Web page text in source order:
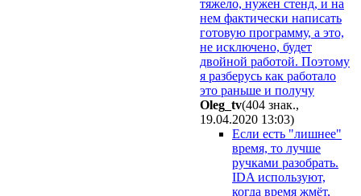
тяжело, нужен стенд, и на
нем фактически написать
готовую программу, а это,
не исключено, будет
двойной работой. Поэтому
я разберусь как работало
это раньше и получу
Oleg_tv(404 знак.,
19.04.2020 13:03)
Если есть "лишнее"
время, то лучше
ручками разобрать.
IDA используют,
когда время жмёт,